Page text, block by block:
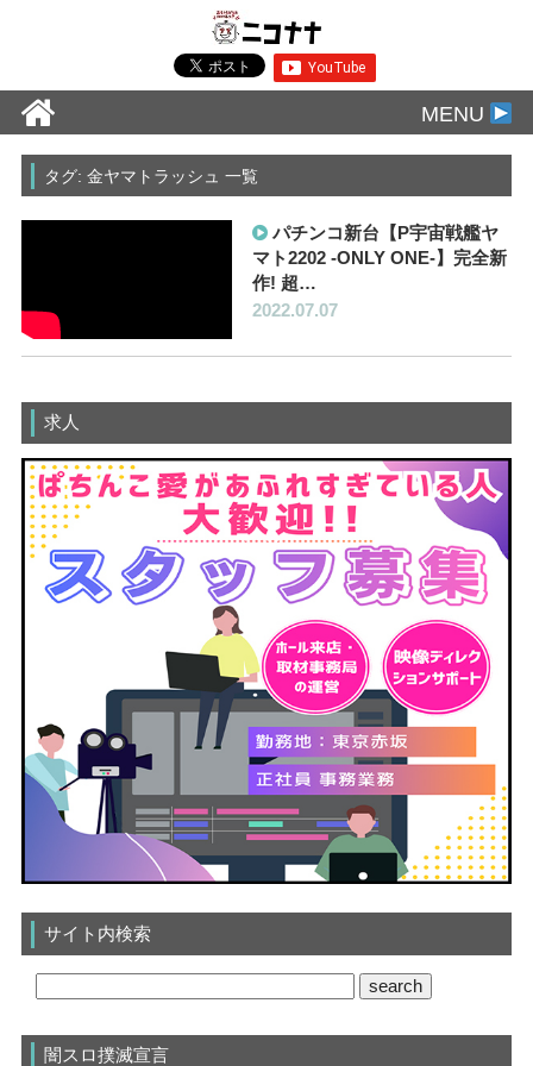
MENU
タグ: 金ヤマトラッシュ 一覧
パチンコ新台【P宇宙戦艦ヤ
マト2202 -ONLY ONE-】完全新
作! 超…
2022.07.07
求人
サイト内検索
闇スロ撲滅宣言